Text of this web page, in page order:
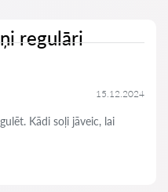
regulāri
15.12.2024
Kādi soļi jāveic, lai